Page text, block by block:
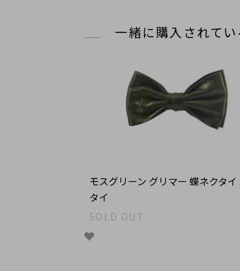
一緒に購入されて
モスグリーン グリマー 蝶ネクタイ
タイ
SOLD OUT